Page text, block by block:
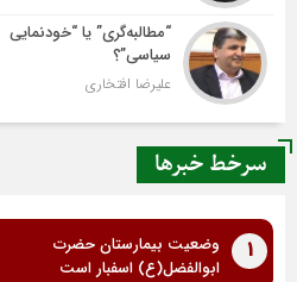
“مطالبه‌گری” یا “خودنمایی
سیاسی”؟
علیرضا افتخاری
سرخط خبرها
1
وضعیت بیمارستان حضرت
ابوالفضل(ع) اسفبار است